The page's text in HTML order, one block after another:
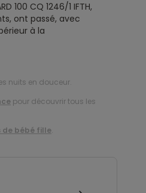
100 CQ 1246/1 IFTH,
ont passé, avec
à la
nuits en douceur.
pour découvrir tous les
de bébé fille.